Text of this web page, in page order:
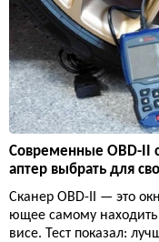
Современные OBD-II
аптер выбрать для
Сканер OBD-II — это
ющее самому
висе. Тест показал: